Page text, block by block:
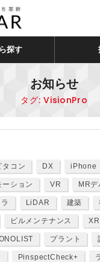
探す
お知らせ
タグ:VisionPro
タコン DX iPhone
ーション VR MRデ
LiDAR 建築
ビルメンテナンス XR
プラント
PinspectCheck+